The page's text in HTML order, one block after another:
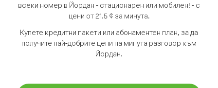
всеки номер в Йордан - стационарен или мобилен! - с
цени от 21.5 ¢ за минута.
Купете кредитни пакети или абонаментен план, за да
получите най-добрите цени на минута разговор към
Йордан.